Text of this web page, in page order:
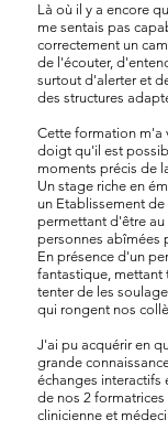
Là où il y a encore
me sentais pas
correctement un
de l'écouter,
surtout d'alerter et
des structures
Cette formation m'a
doigt qu'il est
moments précis de
Un stage riche en
un Etablissement
permettant d'être
personnes abîmées
En présence d'un
fantastique,
tenter de les
qui rongent nos
J'ai pu acquérir en
grande
échanges interactifs
de nos 2
clinicienne et